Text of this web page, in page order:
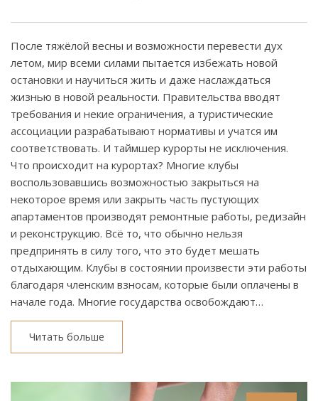
После тяжёлой весны и возможности перевести дух
летом, мир всеми силами пытается избежать новой
остановки и научиться жить и даже наслаждаться
жизнью в новой реальности. Правительства вводят
требования и некие ограничения, а туристические
ассоциации разрабатывают нормативы и учатся им
соответствовать. И таймшер курорты не исключения.
Что происходит на курортах? Многие клубы
воспользовавшись возможностью закрыться на
некоторое время или закрыть часть пустующих
апартаментов производят ремонтные работы, редизайн
и реконструкцию. Всё то, что обычно нельзя
предпринять в силу того, что это будет мешать
отдыхающим. Клубы в состоянии произвести эти работы
благодаря членским взносам, которые были оплачены в
начале года. Многие государства освобождают…
Читать больше